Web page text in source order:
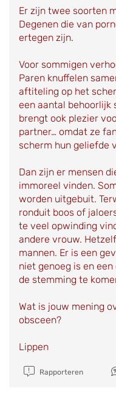
Er zijn twee soorten
Degenen die van
ertegen zijn.
Voor sommigen
Paren knuffelen
aftiteling op het
een aantal behoorlijk
brengt ook plezier
partner… omdat ze
scherm hun geliefde
Dan zijn er mensen
immoreel vinden.
worden uitgebuit.
ronduit boos of
te veel opwinding
andere vrouw.
mannen. Er is een
niet genoeg is en
de stemming te
Wat is jouw mening
obsceen?
Lippen
Rapporteren